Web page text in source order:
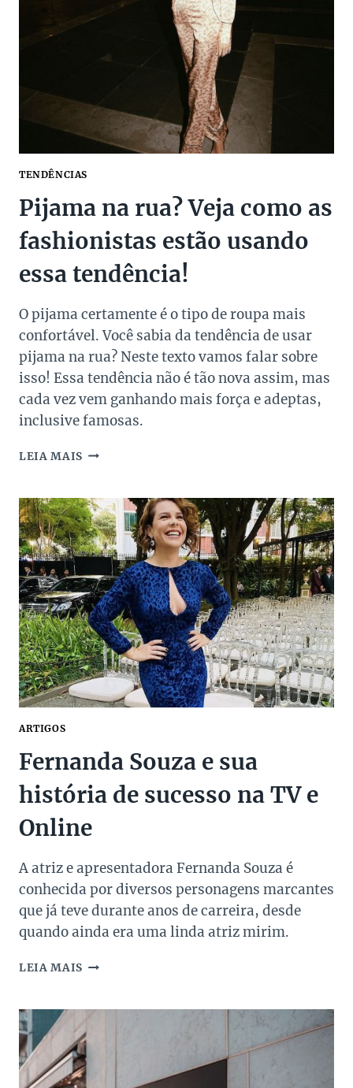
TENDÊNCIAS
Pijama na rua? Veja como as
fashionistas estão usando
essa tendência!
O pijama certamente é o tipo de roupa mais
confortável. Você sabia da tendência de usar
pijama na rua? Neste texto vamos falar sobre
isso! Essa tendência não é tão nova assim, mas
cada vez vem ganhando mais força e adeptas,
inclusive famosas.
LEIA MAIS PIJAMA
VEJA
COMO
AS
FASHIONISTAS
ESTÃO
USANDO
ESSA
TENDÊNCIA!
ARTIGOS
Fernanda Souza e sua
história de sucesso na TV e
Online
A atriz e apresentadora Fernanda Souza é
conhecida por diversos personagens marcantes
que já teve durante anos de carreira, desde
quando ainda era uma linda atriz mirim.
LEIA MAIS FERNANDA
SUA
HISTÓRIA
DE
SUCESSO
NA